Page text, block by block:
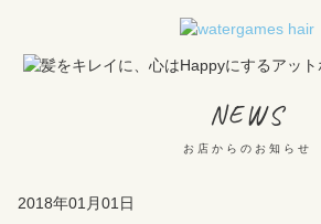
NEWS
お店からのお知らせ
2018年01月01日